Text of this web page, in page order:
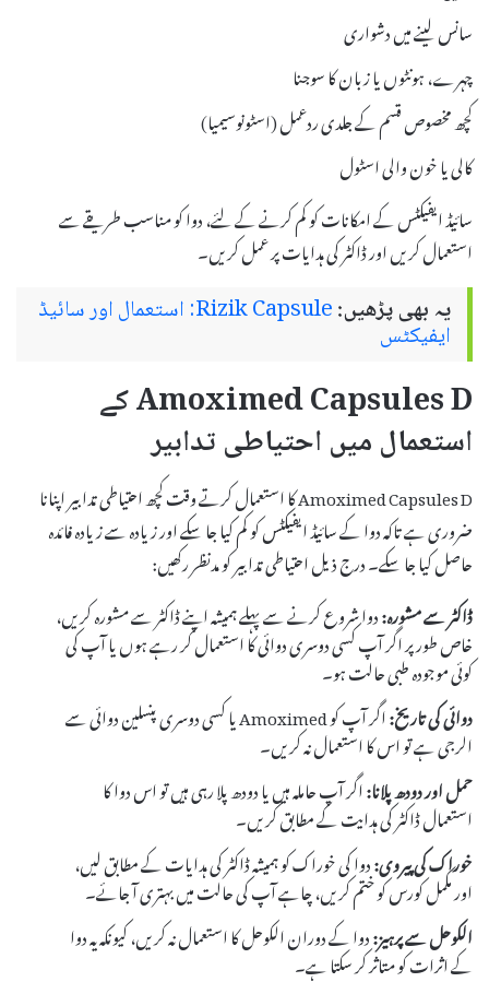
سانس لینے میں دشواری
چہرے، ہونٹوں یا زبان کا سوجنا
کچھ مخصوص قسم کے جلدی ردعمل (اسٹونوسیمیا)
کالی یا خون والی اسٹول
سائیڈ ایفیکٹس کے امکانات کو کم کرنے کے لئے، دوا کو مناسب طریقے سے
استعمال کریں اور ڈاکٹر کی ہدایات پر عمل کریں۔
یہ بھی پڑھیں: Rizik Capsule: استعمال اور سائیڈ
ایفیکٹس
Amoximed Capsules D کے
استعمال میں احتیاطی تدابیر
Amoximed Capsules D کا استعمال کرتے وقت کچھ احتیاطی تدابیر اپنانا
ضروری ہے تاکہ دوا کے سائیڈ ایفیکٹس کو کم کیا جا سکے اور زیادہ سے زیادہ فائدہ
حاصل کیا جا سکے۔ درج ذیل احتیاطی تدابیر کو مدنظر رکھیں:
ڈاکٹر سے مشورہ:دوا شروع کرنے سے پہلے ہمیشہ اپنے ڈاکٹر سے مشورہ کریں،
خاص طور پر اگر آپ کسی دوسری دوائی کا استعمال کر رہے ہوں یا آپ کی
کوئی موجودہ طبی حالت ہو۔
دوائی کی تاریخ:
اگر آپ کو Amoximed یا کسی دوسری پنسلین دوائی سے
الرجی ہے تو اس کا استعمال نہ کریں۔
حمل اور دودھ پلانا:اگر آپ حاملہ ہیں یا دودھ پلا رہی ہیں تو اس دوا کا
استعمال ڈاکٹر کی ہدایت کے مطابق کریں۔
خوراک کی پیروی:دوا کی خوراک کو ہمیشہ ڈاکٹر کی ہدایات کے مطابق لیں،
اور مکمل کورس کو ختم کریں، چاہے آپ کی حالت میں بہتری آ جائے۔
الکوحل سے پرہیز:دوا کے دوران الکوحل کا استعمال نہ کریں، کیونکہ یہ دوا
کے اثرات کو متاثر کر سکتا ہے۔